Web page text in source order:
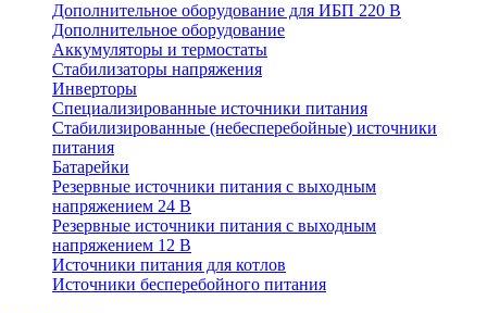
Дополнительное оборудование для ИБП 220 В
Дополнительное оборудование
Аккумуляторы и термостаты
Стабилизаторы напряжения
Инверторы
Специализированные источники питания
Стабилизированные (небесперебойные) источники
питания
Батарейки
Резервные источники питания с выходным
напряжением 24 В
Резервные источники питания с выходным
напряжением 12 В
Источники питания для котлов
Источники бесперебойного питания